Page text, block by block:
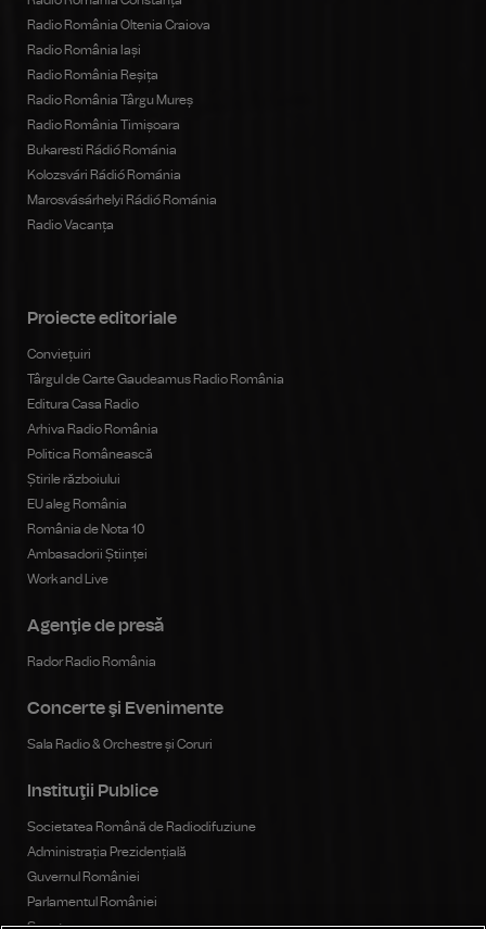
Radio România Oltenia Craiova
Radio România Iași
Radio România Reșița
Radio România Târgu Mureș
Radio România Timișoara
Bukaresti Rádió Románia
Kolozsvári Rádió Románia
Marosvásárhelyi Rádió Románia
Radio Vacanța
Proiecte editoriale
Conviețuiri
Târgul de Carte Gaudeamus Radio România
Editura Casa Radio
Arhiva Radio România
Politica Românească
Știrile războiului
EU aleg România
România de Nota 10
Ambasadorii Științei
Work and Live
Agenţie de presă
Rador Radio România
Concerte şi Evenimente
Sala Radio & Orchestre și Coruri
Instituţii Publice
Societatea Română de Radiodifuziune
Administrația Prezidențială
Guvernul României
Parlamentul României